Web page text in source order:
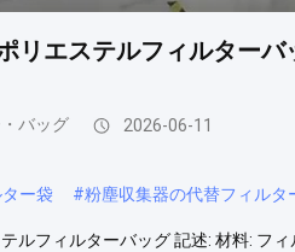
リエステルフィルターバ
バッグ 2026-06-11
ー袋 #粉塵収集器の代替フィルタ
ルフィルターバッグ 記述: 材料: フ